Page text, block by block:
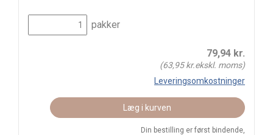
pakker
79,94 kr.
(63,95kr.ekskl. moms)
Leveringsomkostninger
Læg i kurven
Din bestilling er først bindende,